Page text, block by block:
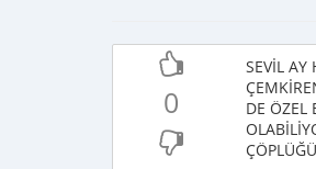
0
SEVİL AY
DE ÖZEL